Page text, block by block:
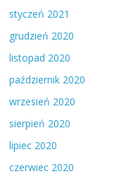
styczeń 2021
grudzień 2020
listopad 2020
październik 2020
wrzesień 2020
sierpień 2020
lipiec 2020
czerwiec 2020